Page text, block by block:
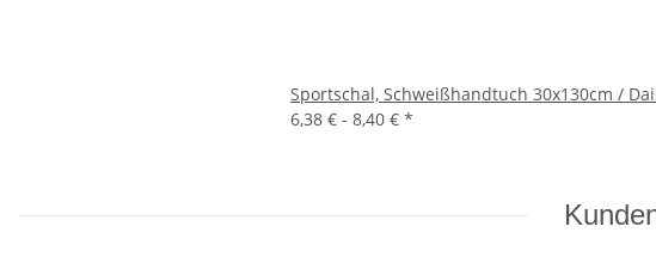
Sportschal, Schweißhandtuch 30x130cm /
6,38 € - 8,40 € *